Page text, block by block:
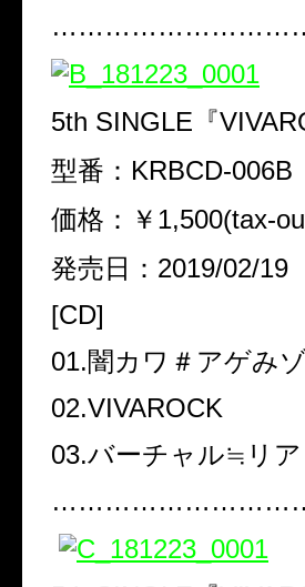
5th SINGLE『
型番：KRBCD-006B
価格：￥1,500(tax-
発売日：2019/02/19
[CD]
01.闇カワ＃アゲみ
02.VIVAROCK
03.バーチャル≒リア